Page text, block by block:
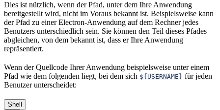
Dies ist nützlich, wenn der Pfad, unter dem Ihre Anwendung
bereitgestellt wird, nicht im Voraus bekannt ist. Beispielsweise kann
der Pfad zu einer Electron-Anwendung auf dem Rechner jedes
Benutzers unterschiedlich sein. Sie können den Teil dieses Pfades
abgleichen, von dem bekannt ist, dass er Ihre Anwendung
repräsentiert.
Wenn der Quellcode Ihrer Anwendung beispielsweise unter einem
Pfad wie dem folgenden liegt, bei dem sich ${USERNAME} für jeden
Benutzer unterscheidet:
Shell